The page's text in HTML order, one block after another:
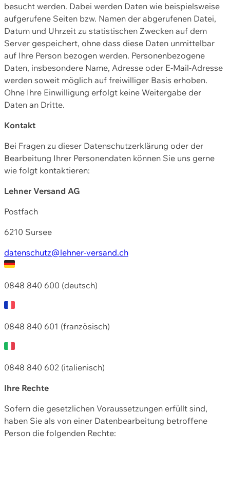
besucht werden. Dabei werden Daten wie beispielsweise
aufgerufene Seiten bzw. Namen der abgerufenen Datei,
Datum und Uhrzeit zu statistischen Zwecken auf dem
Server gespeichert, ohne dass diese Daten unmittelbar
auf Ihre Person bezogen werden. Personenbezogene
Daten, insbesondere Name, Adresse oder E-Mail-Adresse
werden soweit möglich auf freiwilliger Basis erhoben.
Ohne Ihre Einwilligung erfolgt keine Weitergabe der
Daten an Dritte.
Kontakt
Bei Fragen zu dieser Datenschutzerklärung oder der
Bearbeitung Ihrer Personendaten können Sie uns gerne
wie folgt kontaktieren:
Lehner Versand AG
Postfach
6210 Sursee
datenschutz@lehner-versand.ch
0848 840 600 (deutsch)
0848 840 601 (französisch)
0848 840 602 (italienisch)
Ihre Rechte
Sofern die gesetzlichen Voraussetzungen erfüllt sind,
haben Sie als von einer Datenbearbeitung betroffene
Person die folgenden Rechte: